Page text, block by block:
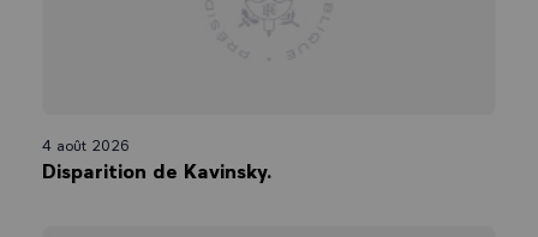
4 août 2026
Disparition de Kavinsky.